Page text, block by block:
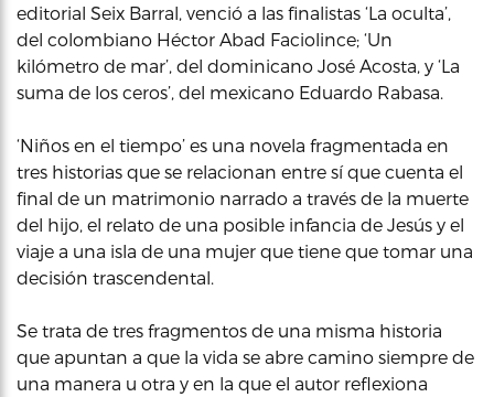
editorial Seix Barral, venció a las finalistas ‘La oculta’,
del colombiano Héctor Abad Faciolince; ‘Un
kilómetro de mar’, del dominicano José Acosta, y ‘La
suma de los ceros’, del mexicano Eduardo Rabasa.
‘Niños en el tiempo’ es una novela fragmentada en
tres historias que se relacionan entre sí que cuenta el
final de un matrimonio narrado a través de la muerte
del hijo, el relato de una posible infancia de Jesús y el
viaje a una isla de una mujer que tiene que tomar una
decisión trascendental.
Se trata de tres fragmentos de una misma historia
que apuntan a que la vida se abre camino siempre de
una manera u otra y en la que el autor reflexiona